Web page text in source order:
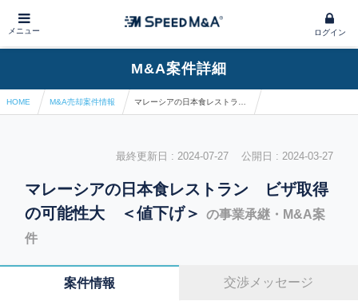
メニュー ログイン
M&A案件詳細
HOME M&A売却案件情報
最終更新日 : 2024-07-27 公開日 : 2024-03-27
マレーシアの日本食レストラン ビザ取得
の可能性大 ＜値下げ＞
の事業承継・M&A案
件
案件情報 交渉メッセージ